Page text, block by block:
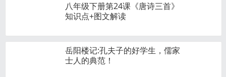
八年级下册第24课《唐诗三首》
知识点+图文解读
岳阳楼记:孔夫子的好学生，儒家
士人的典范！